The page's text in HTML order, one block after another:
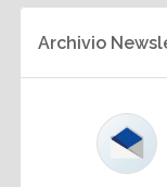
Archivio